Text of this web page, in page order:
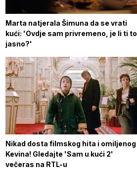
Marta natjerala Šimuna da se vrati
kući: 'Ovdje sam privremeno, je li ti to
jasno?'
Nikad dosta filmskog hita i omiljenog
Kevina! Gledajte 'Sam u kući 2'
večeras na RTL-u